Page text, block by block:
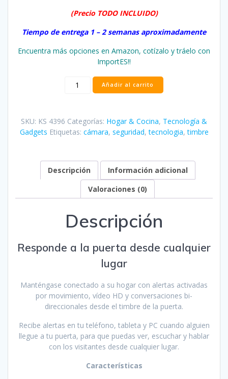
(Precio TODO INCLUIDO)
Tiempo de entrega 1 – 2 semanas aproximadamente
Encuentra más opciones en Amazon, cotízalo y tráelo con
ImportES!!
Timbre
HD
cámara
Añadir al carrito
SKU: KS 4396 Categorías: Hogar & Cocina, Tecnología &
Gadgets Etiquetas: cámara, seguridad,tecnologia,timbre
Descripción
Información adicional
Valoraciones (0)
Descripción
Responde a la puerta desde cualquier
lugar
Manténgase conectado a su hogar con alertas activadas
por movimiento, vídeo HD y conversaciones bi-
direccionales desde el timbre de la puerta.
Recibe alertas en tu teléfono, tableta y PC cuando alguien
llegue a tu puerta, para que puedas ver, escuchar y hablar
con los visitantes desde cualquier lugar.
Características